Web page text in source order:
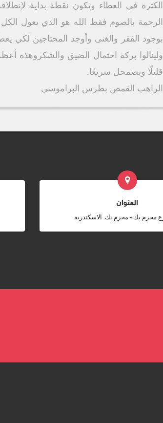
الكثرة في العطاء وتكون نقطة بداية
الرحمة بالصوم فقط الله هو الذي يعول
بوجود الفقر والغنى وأوجد المحتاجين لكي
ولينالوا بركة احتمال الضيق والشكروهذه
قليلًا ويضمحل سريعًا.
الراهب القمص بطرس البراموسي
العنوان